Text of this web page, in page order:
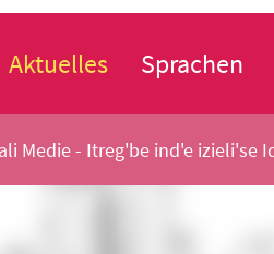
Aktuelles Sprachen
Medie - Itreg'be ind'e izieli'se